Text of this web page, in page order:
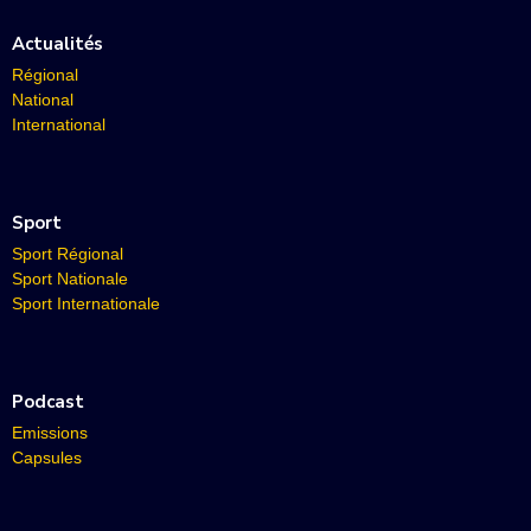
Actualités
Régional
National
International
Sport
Sport Régional
Sport Nationale
Sport Internationale
Podcast
Emissions
Capsules